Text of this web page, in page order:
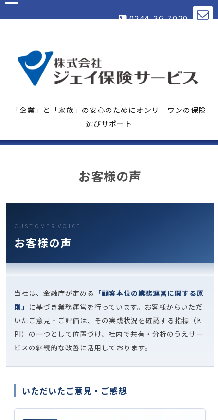
0244-36-7020
「企業」と「家族」の安心のためにオンリーワンの保険
選びサポート
お客様の声
CUSTOMER VOICE
お客様の声
当社は、金融庁が定める 「顧客本位の業務運営に関する原
則」 に基づき業務運営を行っています。お客様からいただ
いたご意見・ご評価は、その実践状況を確認する指標（K
PI）の一つとして位置づけ、社内で共有・分析のうえサー
ビスの継続的な改善に活用しております。
いただいたご意見・ご感想